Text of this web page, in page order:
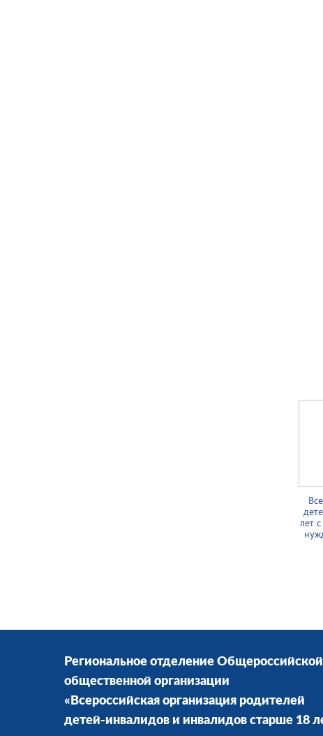
лет
Региональное отделение Общероссийской
общественной организации
«Всероссийская организация родителей
детей-инвалидов и инвалидов старше 18